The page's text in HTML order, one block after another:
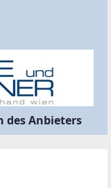
des Anbieters